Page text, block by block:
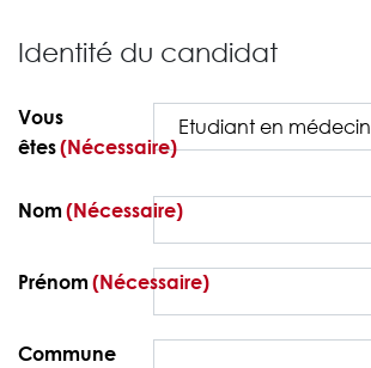
Identité du candidat
Vous
êtes(Nécessaire)
Nom(Nécessaire)
Prénom(Nécessaire)
Commune